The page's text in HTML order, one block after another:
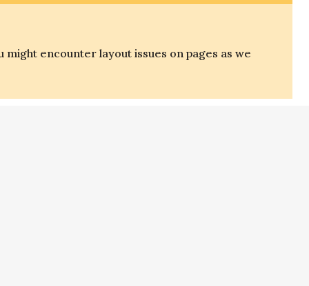
encounter layout issues on pages as we